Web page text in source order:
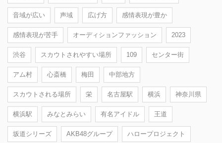
音域が広い 声域 広げ方 感情表現が豊か
感情表現が苦手 オーディションファッション 2023
渋谷 スカウトされやすい場所 109 センター街
アム村 心斎橋 梅田 中部地方
スカウトされる場所 栄 名古屋駅 横浜 神奈川県
横浜駅 みなとみらい 有名アイドル 王道
坂道シリーズ AKB48グループ ハロープロジェクト